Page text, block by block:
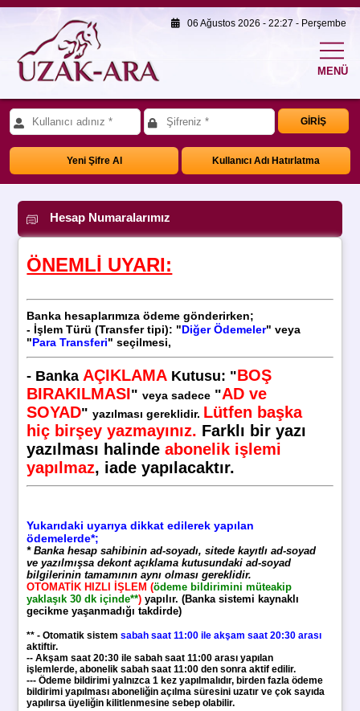
06 Ağustos 2026 - 22:27 - Perşembe
MENÜ
GİRİŞ
Yeni Şifre Al Kullanıcı Adı Hatırlatma
Hesap Numaralarımız
ÖNEMLİ UYARI:
Banka hesaplarımıza ödeme gönderirken;
- İşlem Türü (Transfer tipi): "Diğer Ödemeler" veya
"Para Transferi" seçilmesi,
- Banka AÇIKLAMA Kutusu: "BOŞ
BIRAKILMASI"veya sadece "AD ve
SOYAD"yazılması gereklidir. Lütfen başka
hiç birşey yazmayınız. Farklı bir yazı
yazılması halindeabonelik işlemi
yapılmaz, iade yapılacaktır.
Yukarıdaki uyarıya dikkat edilerek yapılan
ödemelerde*;
* Banka hesap sahibinin ad-soyadı, sitede kayıtlı ad-soyad
ve yazılmışsa dekont açıklama kutusundaki ad-soyad
bilgilerinin tamamının aynı olması gereklidir.
OTOMATİK HIZLI İŞLEM (ödeme bildirimini müteakip
yaklaşık 30 dk içinde**) yapılır. (Banka sistemi kaynaklı
gecikme yaşanmadığı takdirde)
** - Otomatik sistemsabah saat 11:00 ile akşam saat 20:30 arası
aktiftir.
-- Akşam saat 20:30 ile sabah saat 11:00 arası yapılan
işlemlerde, abonelik sabah saat 11:00 den sonra aktif edilir.
--- Ödeme bildirimi yalnızca 1 kez yapılmalıdır, birden fazla ödeme
bildirimi yapılması aboneliğin açılma süresini uzatır ve çok sayıda
yapılırsa üyeliğin kilitlenmesine sebep olabilir.